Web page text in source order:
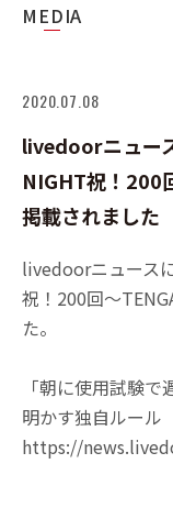
MEDIA
2020.07.08
livedoorニュー
NIGHT祝！200
掲載されました
livedoorニュース
祝！200回～
た。
「朝に使用試験
明かす独自ルール
https://